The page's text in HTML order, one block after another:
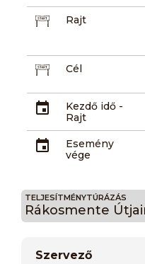
Rajt
Cél
Kezdő idő -
Rajt
Esemény
vége
TELJESÍTMÉNYTÚRÁZÁS
Rákosmente
Szervező